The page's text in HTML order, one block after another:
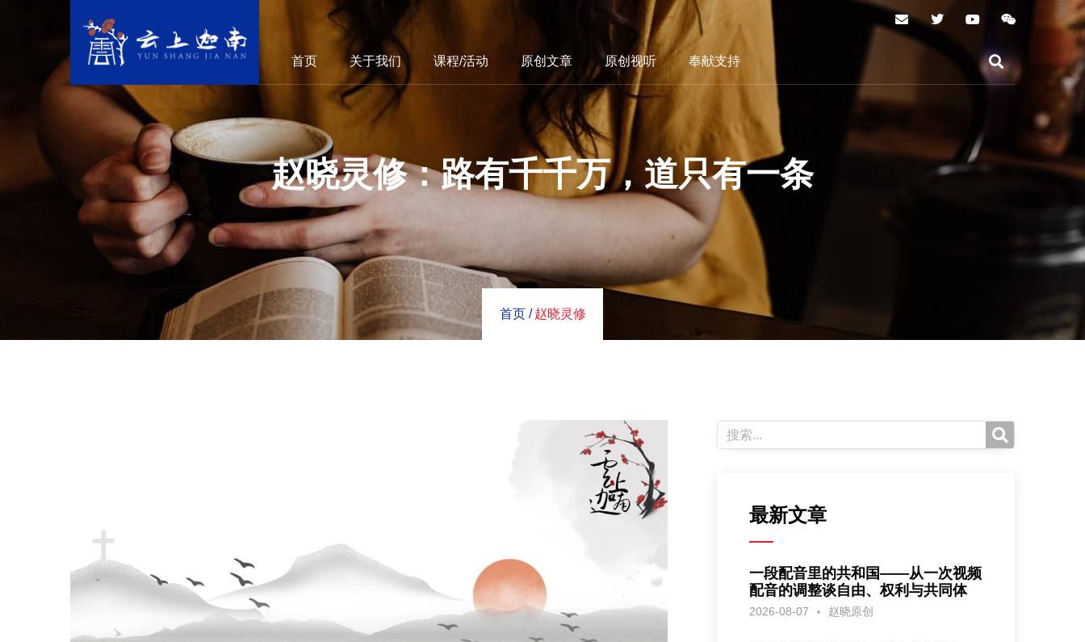
首页 关于我们 课程/活动 原创文章 原创视听 奉献支持
赵晓灵修：路有千千万，道只有一条
首页 / 赵晓灵修
最新文章
一段配音里的共和国——从一次视频
配音的调整谈自由、权利与共同体
2026-08-07 赵晓原创